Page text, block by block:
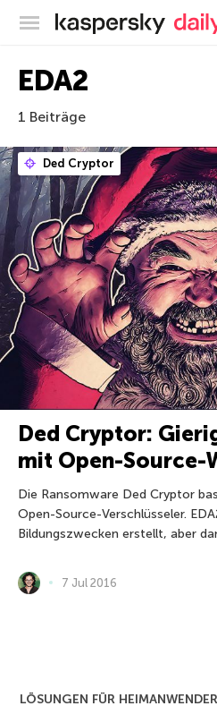
EDA2
1 Beiträge
Ded Cryptor
Ded Cryptor:
mit Open-Source-
Die Ransomware Ded Cryptor
Open-Source-Verschlüsseler.
Bildungszwecken erstellt, aber
7 Jul 2016
LÖSUNGEN FÜR HEIMANWENDER